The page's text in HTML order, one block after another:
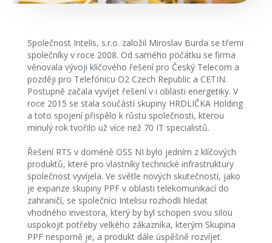
Společnost Intelis, s.r.o. založil Miroslav Burda se třemi
společníky v roce 2008. Od samého počátku se firma
věnovala vývoji klíčového řešení pro Český Telecom a
později pro Telefónicu O2 Czech Republic a CETIN.
Postupně začala vyvíjet řešení v i oblasti energetiky. V
roce 2015 se stala součástí skupiny HRDLIČKA Holding
a toto spojení přispělo k růstu společnosti, kterou
minulý rok tvořilo už více než 70 IT specialistů.
Řešení RTS v doméně OSS NI bylo jedním z klíčových
produktů, které pro vlastníky technické infrastruktury
společnost vyvíjela. Ve světle nových skutečností, jako
je expanze skupiny PPF v oblasti telekomunikací do
zahraničí, se společníci Intelisu rozhodli hledat
vhodného investora, který by byl schopen svou silou
uspokojit potřeby velkého zákazníka, kterým Skupina
PPF nesporně je, a produkt dále úspěšně rozvíjet.